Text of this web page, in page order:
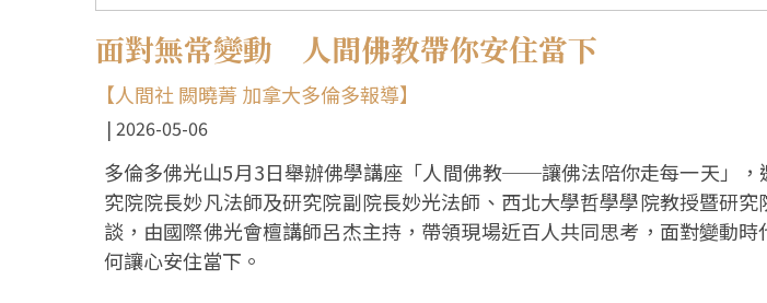
面對無常變動 人間佛教帶你安住當下
【人間社 闕曉菁 加拿大多倫多報導】
2026-05-06
多倫多佛光山5月3日舉辦佛學講座「人間佛教──讓佛法陪你走每一天」，
究院院長妙凡法師及研究院副院長妙光法師、西北大學哲學學院教授暨研
談，由國際佛光會檀講師呂杰主持，帶領現場近百人共同思考，面對變動
何讓心安住當下。